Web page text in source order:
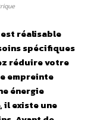
réalisable
spécifiques
réduire votre
empreinte
énergie
il existe une